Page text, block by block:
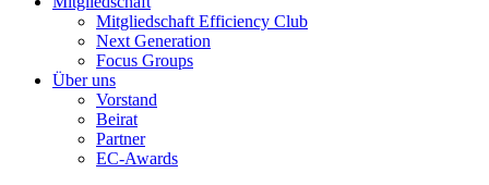
Mitgliedschaft Efficiency Club
Next Generation
Focus Groups
Über uns
Vorstand
Beirat
Partner
EC-Awards